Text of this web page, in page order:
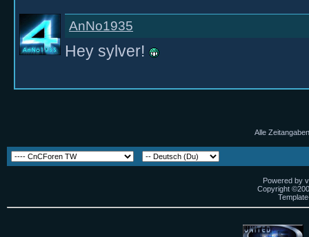
AnNo1935
Hey sylver!
Alle
Powered by
Copyright